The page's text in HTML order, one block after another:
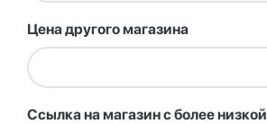
Цена другого магазина
Ссылка на магазин с более